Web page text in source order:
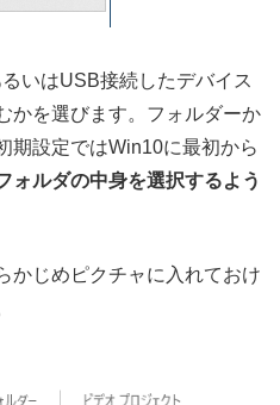
いはUSB接続したデバイス
かを選びます。フォルダーか
期設定ではWin10に最初から
ォルダの中身を選択するよう
かじめピクチャに入れておけ